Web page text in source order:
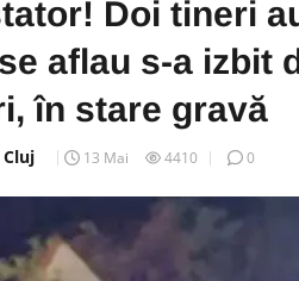
Doi tineri
aflau s-a izbit
în stare gravă
13 Mai 4410 0